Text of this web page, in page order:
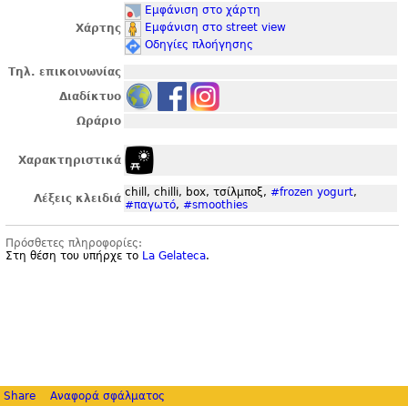
Χάρτης
Εμφάνιση στο χάρτη
Εμφάνιση στο street view
Οδηγίες πλοήγησης
Τηλ. επικοινωνίας
Διαδίκτυο
Ωράριο
Χαρακτηριστικά
Λέξεις κλειδιά chill, chilli, box, τσίλμποξ, #frozen yogurt,
#παγωτό, #smoothies
Πρόσθετες πληροφορίες:
Στη θέση του υπήρχε το La Gelateca.
Share Αναφορά σφάλματος